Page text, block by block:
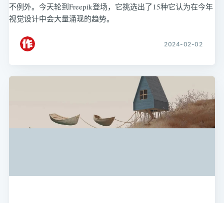
不例外。今天轮到Freepik登场，它挑选出了15种它认为在今年
视觉设计中会大量涌现的趋势。
2024-02-02